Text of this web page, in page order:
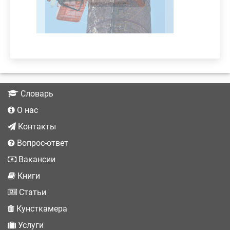
Словарь
О нас
Контакты
Вопрос-ответ
Вакансии
Книги
Статьи
Кунсткамера
Услуги